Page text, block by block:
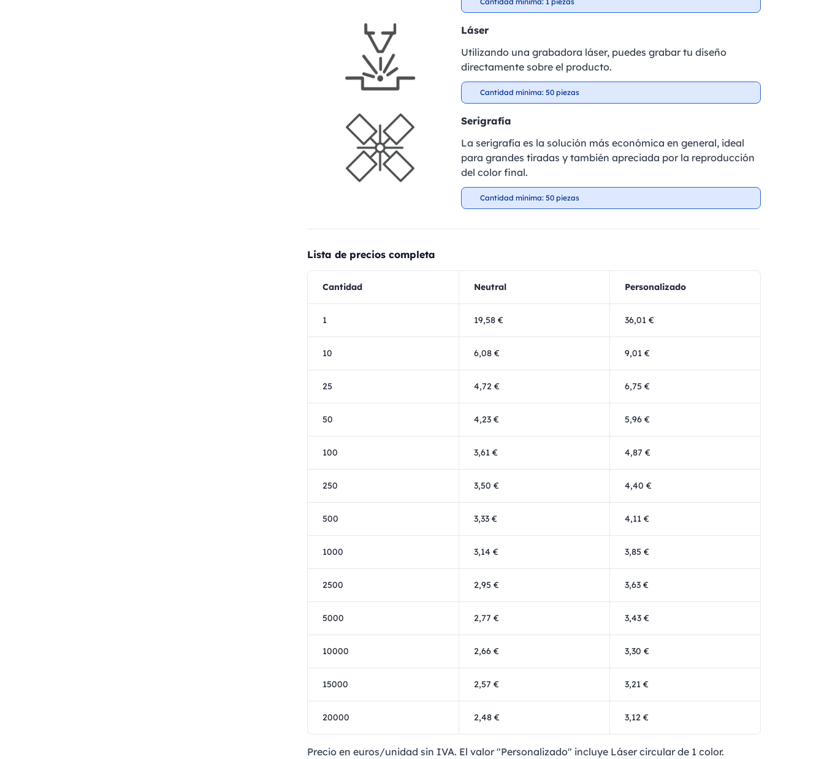
Láser
Utilizando una grabadora láser, puedes grabar tu diseño
directamente sobre el producto.
Cantidad mínima: 50 piezas
Serigrafía
La serigrafía es la solución más económica en general, ideal
para grandes tiradas y también apreciada por la reproducción
del color final.
Cantidad mínima: 50 piezas
Lista de precios completa
Cantidad Neutral Personalizado
1 19,58 € 36,01 €
10 6,08 € 9,01 €
25 4,72 € 6,75 €
50 4,23 € 5,96 €
100 3,61 € 4,87 €
250 3,50 € 4,40 €
500 3,33 € 4,11 €
1000 3,14 € 3,85 €
2500 2,95 € 3,63 €
5000 2,77 € 3,43 €
10000 2,66 € 3,30 €
15000 2,57 € 3,21 €
20000 2,48 € 3,12 €
Precio en euros/unidad sin IVA. El valor "Personalizado" incluye Láser circular de 1 color.